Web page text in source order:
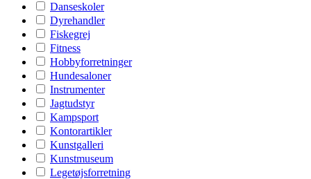
Danseskoler
Dyrehandler
Fiskegrej
Fitness
Hobbyforretninger
Hundesaloner
Instrumenter
Jagtudstyr
Kampsport
Kontorartikler
Kunstgalleri
Kunstmuseum
Legetøjsforretning